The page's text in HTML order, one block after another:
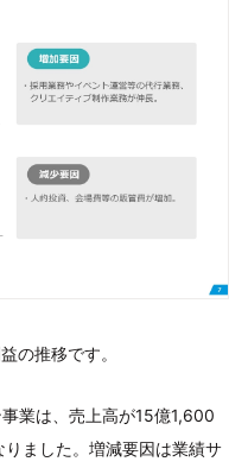
の推移です。
業は、売上高が15億1,600
ました。増減要因は業績サ